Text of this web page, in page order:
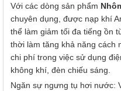
Với các dòng sản phẩm
chuyên dụng, được nạp khí
thể làm giảm tối đa tiếng ồn
thời làm tăng khả năng cách
chi phí trong việc sử dụng
không khí, đèn chiếu sáng.
Ngăn sự ngưng tụ hơi nước: